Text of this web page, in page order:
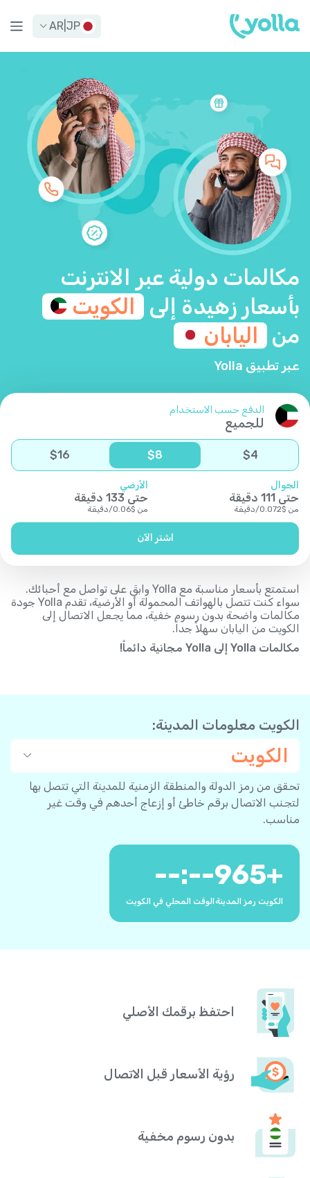
JP
AR
مكالمات دولية عبر الانترنت
بأسعار زهيدة إلى
الكويت
من
اليابان
عبر تطبيق Yolla
الدفع حسب الاستخدام
للجميع
$4
$8
$16
الجوال
حتى 111 دقيقة
من $
0.072
/دقيقة
الأرضي
حتى 133 دقيقة
من $
0.06
/دقيقة
اشتر الآن
استمتع بأسعار مناسبة مع Yolla وابقَ على تواصل مع أحبائك.
سواء كنت تتصل بالهواتف المحمولة أو الأرضية، تقدم Yolla جودة
مكالمات واضحة بدون رسوم خفية، مما يجعل الاتصال إلى
الكويت من اليابان سهلاً جداً.
مكالمات Yolla إلى Yolla مجانية دائماً!
الكويت معلومات المدينة:
الكويت
تحقق من رمز الدولة والمنطقة الزمنية للمدينة التي تتصل بها
لتجنب الاتصال برقم خاطئ أو إزعاج أحدهم في وقت غير
مناسب.
+
965
الكويت رمز المدينة
--:--
الوقت المحلي في الكويت
احتفظ برقمك الأصلي
رؤية الأسعار قبل الاتصال
بدون رسوم مخفية